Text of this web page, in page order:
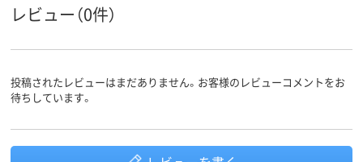
レビュー（0件）
投稿されたレビューはまだありません。お客様のレビューコメントをお
待ちしています。